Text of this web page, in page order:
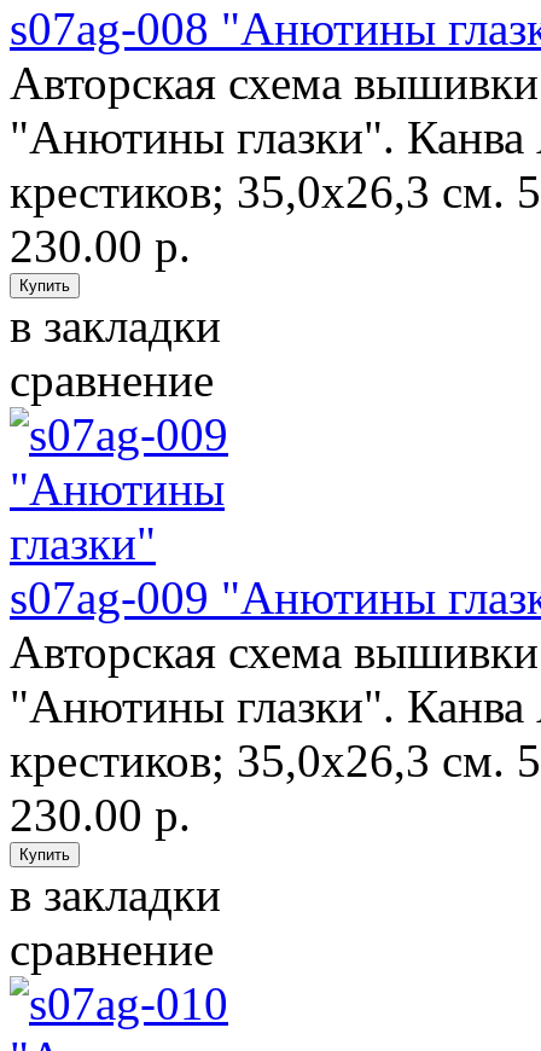
s07ag-008 "Анютины
Авторская схема
"Анютины глазки".
крестиков; 35,0х26,3 см.
230.00 р.
в закладки
сравнение
s07ag-009 "Анютины
Авторская схема
"Анютины глазки".
крестиков; 35,0х26,3 см.
230.00 р.
в закладки
сравнение